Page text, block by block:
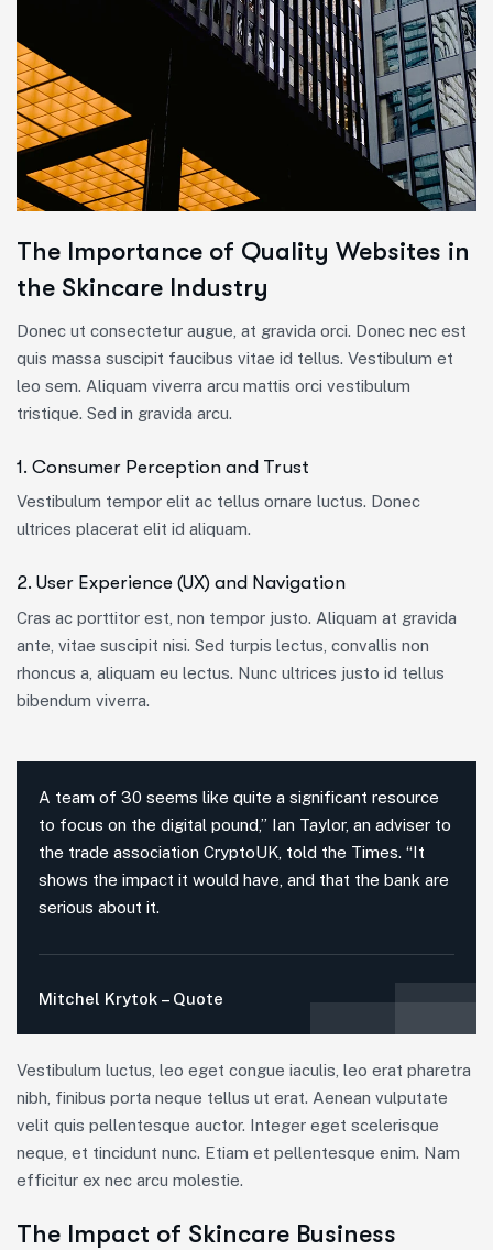
The Importance of Quality Websites in
the Skincare Industry
Donec ut consectetur augue, at gravida orci. Donec nec est
quis massa suscipit faucibus vitae id tellus. Vestibulum et
leo sem. Aliquam viverra arcu mattis orci vestibulum
tristique. Sed in gravida arcu.
1. Consumer Perception and Trust
Vestibulum tempor elit ac tellus ornare luctus. Donec
ultrices placerat elit id aliquam.
2. User Experience (UX) and Navigation
Cras ac porttitor est, non tempor justo. Aliquam at gravida
ante, vitae suscipit nisi. Sed turpis lectus, convallis non
rhoncus a, aliquam eu lectus. Nunc ultrices justo id tellus
bibendum viverra.
A team of 30 seems like quite a significant resource
to focus on the digital pound,” Ian Taylor, an adviser to
the trade association CryptoUK, told the Times. “It
shows the impact it would have, and that the bank are
serious about it.
Mitchel Krytok – Quote
Vestibulum luctus, leo eget congue iaculis, leo erat pharetra
nibh, finibus porta neque tellus ut erat. Aenean vulputate
velit quis pellentesque auctor. Integer eget scelerisque
neque, et tincidunt nunc. Etiam et pellentesque enim. Nam
efficitur ex nec arcu molestie.
The Impact of Skincare Business